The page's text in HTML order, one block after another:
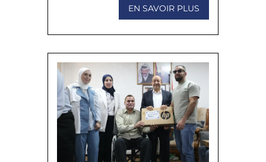
EN SAVOIR PLUS